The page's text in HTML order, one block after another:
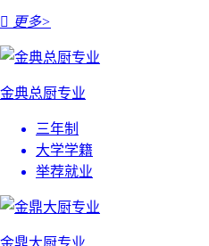
 更多>
金典总厨专业
三年制
大学学籍
举荐就业
金鼎大厨专业